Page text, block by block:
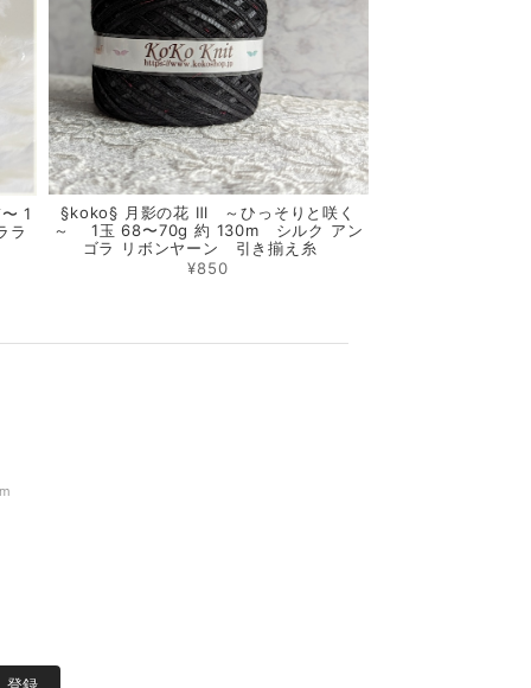
1
ラ
§koko§ 月影の花 Ⅲ ～ひっそりと咲く
～ 1玉 68〜70g 約 130m シルク アン
ゴラ リボンヤーン 引き揃え糸
¥850